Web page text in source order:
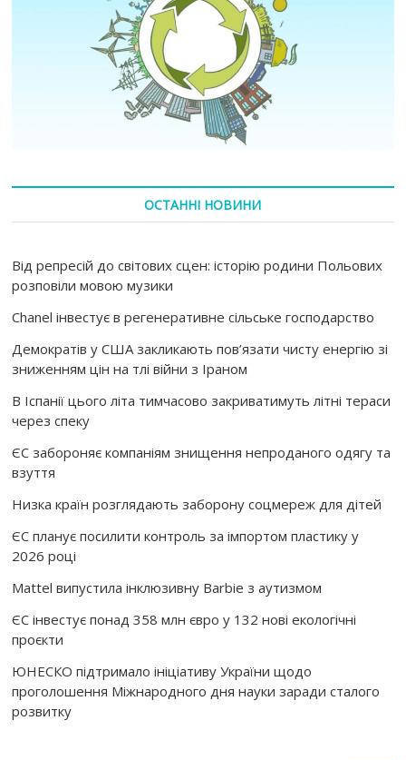
ОСТАННІ НОВИНИ
Від репресій до світових сцен: історію родини Польових
розповіли мовою музики
Chanel інвестує в регенеративне сільське господарство
Демократів у США закликають пов’язати чисту енергію зі
зниженням цін на тлі війни з Іраном
В Іспанії цього літа тимчасово закриватимуть літні тераси
через спеку
ЄС забороняє компаніям знищення непроданого одягу та
взуття
Низка країн розглядають заборону соцмереж для дітей
ЄС планує посилити контроль за імпортом пластику у
2026 році
Mattel випустила інклюзивну Barbie з аутизмом
ЄС інвестує понад 358 млн євро у 132 нові екологічні
проєкти
ЮНЕСКО підтримало ініціативу України щодо
проголошення Міжнародного дня науки заради сталого
розвитку